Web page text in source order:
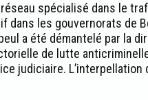
réseau spécialisé dans le
dans les gouvernorats de
a été démantelé par la
de lutte
judiciaire. L’interpellation